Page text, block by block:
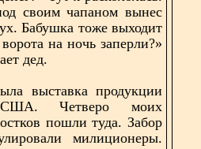
своим чапаном вынес
Бабушка тоже выходит
на ночь заперли?»
дед.
выставка продукции
США. Четверо моих
пошли туда. Забор
милиционеры.